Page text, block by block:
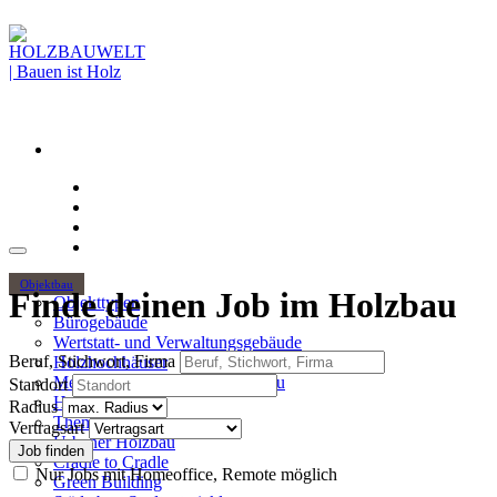
Objektbau
Objekttypen
Bürogebäude
Wertstatt- und Verwaltungsgebäude
Holzhochhäuser
Mehrgeschossiger Wohnungsbau
Hallenbau
Themen
Urbaner Holzbau
Cradle to Cradle
Green Building
Finde deinen Job im Holzbau
Beruf, Stichwort, Firma
Standort
Radius
Vertragsart
Nur Jobs mit Homeoffice, Remote möglich